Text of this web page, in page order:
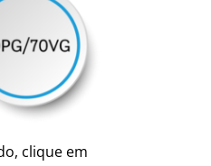
clique em